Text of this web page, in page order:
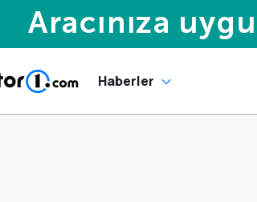
Haberler